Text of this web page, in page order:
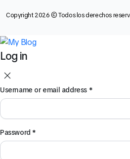
Copyright 2026 © Todos los derechos
Log in
Username or email address *
Password *